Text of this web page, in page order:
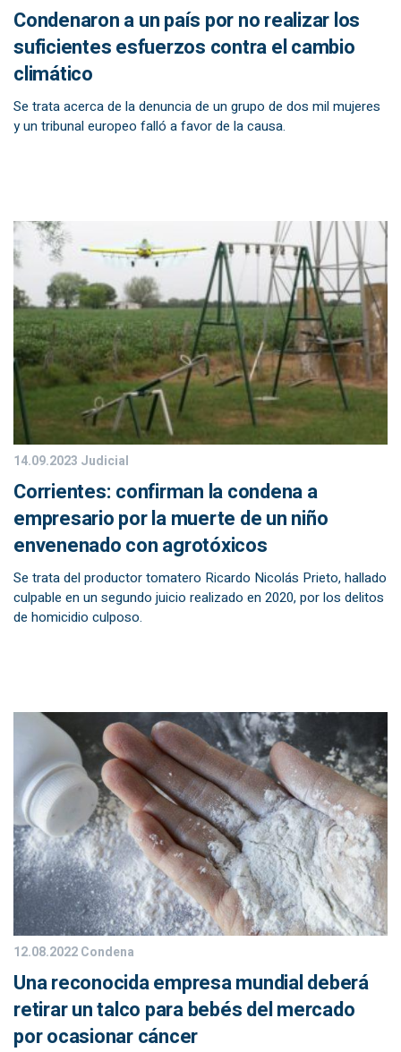
Condenaron a un país por no realizar los
suficientes esfuerzos contra el cambio
climático
Se trata acerca de la denuncia de un grupo de dos mil mujeres
y un tribunal europeo falló a favor de la causa.
14.09.2023 Judicial
Corrientes: confirman la condena a
empresario por la muerte de un niño
envenenado con agrotóxicos
Se trata del productor tomatero Ricardo Nicolás Prieto, hallado
culpable en un segundo juicio realizado en 2020, por los delitos
de homicidio culposo.
12.08.2022Condena
Una reconocida empresa mundial deberá
retirar un talco para bebés del mercado
por ocasionar cáncer